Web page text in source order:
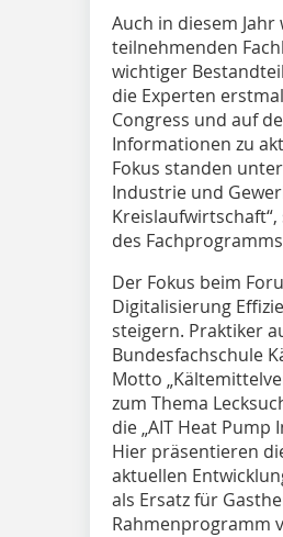
Auch in diesem
teilnehmenden
wichtiger
die Experten
Congress und auf
Informationen zu
Fokus standen
Industrie und
des
Der Fokus beim
Digitalisierung
steigern. Praktiker
Bundesfachschule
Motto
zum Thema
die „AIT Heat
Hier präsentieren
aktuellen
als Ersatz für
Rahmenprogramm